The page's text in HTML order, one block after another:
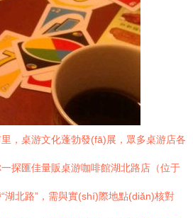
，桌游文化蓬勃發(fā)展，眾多桌游店各
探匯佳量販桌游咖啡館湖北路店（位于
湖北路”，需與實(shí)際地點(diǎn)核對